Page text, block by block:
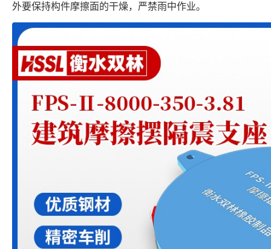
外要保持构件摩擦面的干燥，严禁雨中作业。